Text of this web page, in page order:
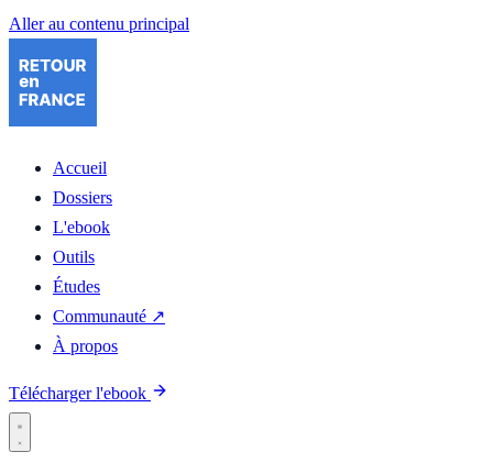
Aller au contenu principal
Accueil
Dossiers
L'ebook
Outils
Études
Communauté ↗
À propos
Télécharger l'ebook